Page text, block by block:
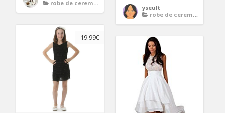
robe de ceremonie noire
yseult
robe de ceremonie noire
19.99€